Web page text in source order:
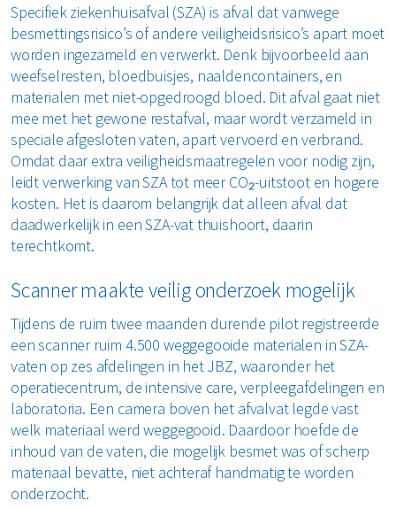
Specifiek ziekenhuisafval (SZA) is afval dat vanwege
besmettingsrisico’s of andere veiligheidsrisico’s apart moet
worden ingezameld en verwerkt. Denk bijvoorbeeld aan
weefselresten, bloedbuisjes, naaldencontainers, en
materialen met niet-opgedroogd bloed. Dit afval gaat niet
mee met het gewone restafval, maar wordt verzameld in
speciale afgesloten vaten, apart vervoerd en verbrand.
Omdat daar extra veiligheidsmaatregelen voor nodig zijn,
leidt verwerking van SZA tot meer CO₂-uitstoot en hogere
kosten. Het is daarom belangrijk dat alleen afval dat
daadwerkelijk in een SZA-vat thuishoort, daarin
terechtkomt.
Scanner maakte veilig onderzoek mogelijk
Tijdens de ruim twee maanden durende pilot registreerde
een scanner ruim 4.500 weggegooide materialen in SZA-
vaten op zes afdelingen in het JBZ, waaronder het
operatiecentrum, de intensive care, verpleegafdelingen en
laboratoria. Een camera boven het afvalvat legde vast
welk materiaal werd weggegooid. Daardoor hoefde de
inhoud van de vaten, die mogelijk besmet was of scherp
materiaal bevatte, niet achteraf handmatig te worden
onderzocht.